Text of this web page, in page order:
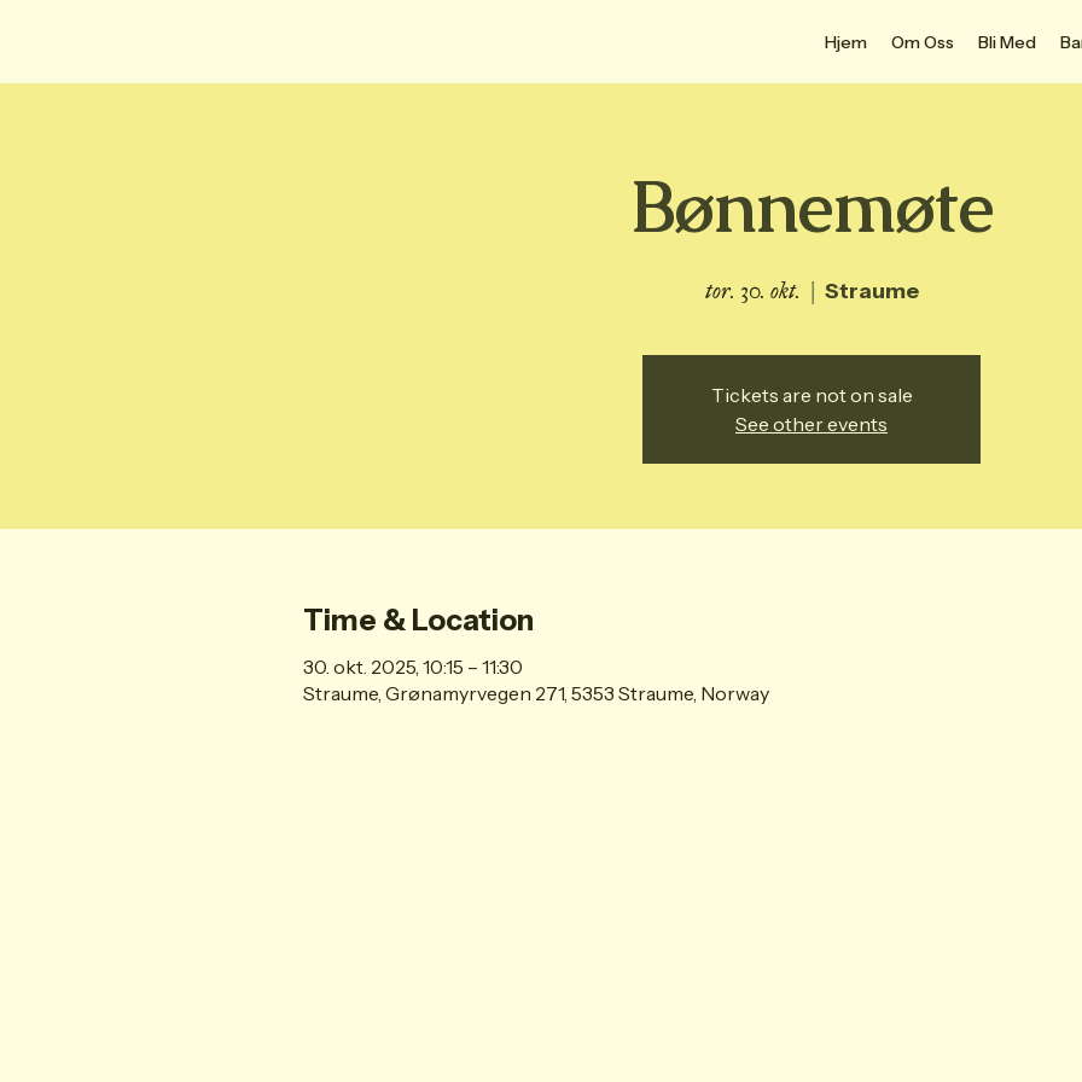
Hjem Om Oss Bli Med
Bønnemøte
tor. 30. okt.
  |
Straume
Tickets are not on sale
See other events
Time & Location
30. okt. 2025, 10:15 – 11:30
Straume, Grønamyrvegen 271, 5353 Straume, Norway